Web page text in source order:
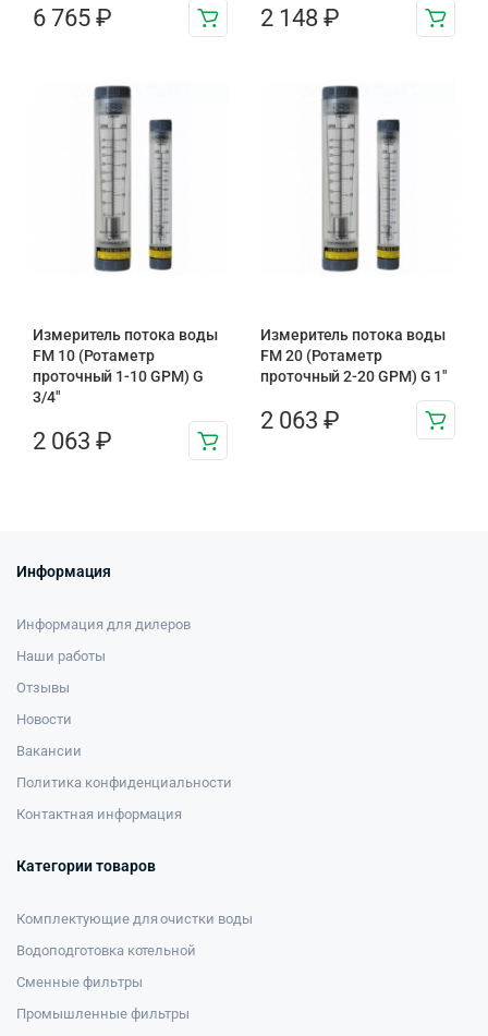
6 765 ₽ 2 148 ₽
Измеритель потока воды
FM 10 (Ротаметр
проточный 1-10 GPM) G
3/4″
2 063 ₽
Измеритель потока воды
FM 20 (Ротаметр
проточный 2-20 GPM) G 1″
2 063 ₽
Информация
Информация для дилеров
Наши работы
Отзывы
Новости
Вакансии
Политика конфиденциальности
Контактная информация
Категории товаров
Комплектующие для очистки воды
Водоподготовка котельной
Сменные фильтры
Промышленные фильтры